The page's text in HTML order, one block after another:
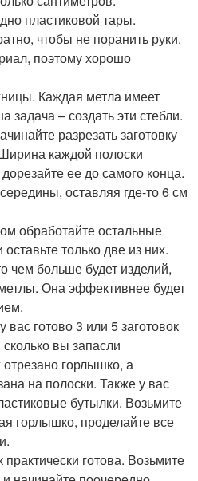
пластиковой тары.
чтобы не поранить руки.
поэтому хорошо
Каждая метла имеет
задача – создать эти стебли.
разрезать заготовку
каждой полоски
ее до самого конца.
оставляя где-то 6 см
обработайте остальные
только две из них.
чем больше будет изделий,
Она эффективнее будет
готово 3 или 5 заготовок
сколько вы запасли
горлышко, а
на полоски. Также у вас
бутылки. Возьмите
горлышко, проделайте все
готова. Возьмите